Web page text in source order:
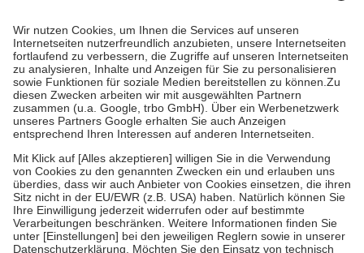
höchstens zehn Euro.
Es sind jedoch nie mehr als die tatsächlichen
Kosten der Leistung zu entrichten.
Diese Regeln gelten grundsätzlich auch für Online-Apotheken.
Bei Heilmitteln und häuslicher Krankenpflege beträgt die
Zuzahlung zehn Prozent der Kosten sowie zehn Euro je
Verordnung.
Um das Engagement der Versicherten für ihre eigene Gesundheit zu
stärken und die besondere Stellung der Familie zu unterstützen,
fallenkeine Zuzahlungenan bei:
• Kindern und Jugendlichen bis zum vollendeten 18. Lebensjahr
mit Ausnahme der Fahrkosten
• Untersuchungen zur Vorsorge und Früherkennung, die von der
GKV getragen werden
• empfohlenen Schutzimpfungen